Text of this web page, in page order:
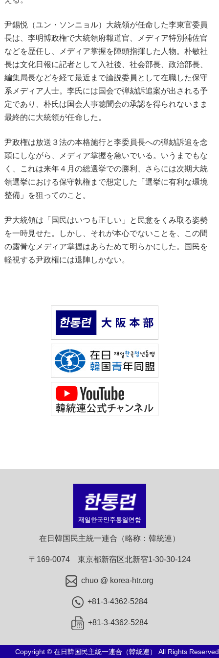
尹錫悦（ユン・ソンニョル）大統領が任命した李東官委員
長は、李明博政権で大統領府報道官、メディア特別補佐官
などを歴任し、メディア掌握を陣頭指揮した人物。朴敏社
長は文化日報に記者として入社後、社会部長、政治部長、
編集局長などを経て最近まで論説委員として在職した保守
系メディア人士。李氏には国会で弾劾訴追案が出される予
定であり、朴氏は国会人事聴聞会の承認を得られないまま
最終的に大統領が任命した。
尹政権は放送３法の本格施行と李委員長への弾劾訴追を念
頭にしながら、メディア掌握を急いでいる。いうまでもな
く、これは来年４月の総選挙での勝利、さらには次期大統
領選挙における保守執権まで想定した「選挙に有利な環境
整備」を狙ってのこと。
尹大統領は「国民はいつも正しい」と民意をくみ取る姿勢
を一時見せた。しかし、それが本心でないことを、この間
の露骨なメディア掌握はあらためて明らかにした。国民を
軽視する尹政権には退陣しかない。
在日韓国民主統一連合（略称：韓統連）
〒169-0074 東京都新宿区北新宿1-30-30-124
chuo @ korea-htr.org
+81-3-4362-5284
+81-3-4362-5284
Copyright © 在日韓国民主統一連合（韓統連） All Rights Reserved